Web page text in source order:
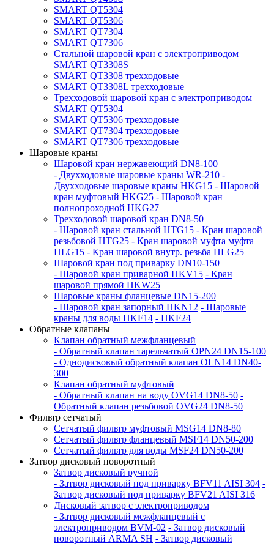
SMART QT5304
SMART QT5306
SMART QT7304
SMART QT7306
Стальной шаровой кран с электроприводом
SMART QT3308S
SMART QT3308 трехходовые
SMART QT3308L трехходовые
Трехходовой шаровой кран с электроприводом
SMART QT5304
SMART QT5306 трехходовые
SMART QT7304 трехходовые
SMART QT7306 трехходовые
Шаровые краны
Шаровой кран нержавеющий DN8-100
- Двухходовые шаровые краны WR-210 -
Двухходовые шаровые краны HKG15 - Шаровой
кран муфтовый HKG25 - Шаровой кран
полнопроходной HKG27
Трехходовой шаровой кран DN8-50
- Шаровой кран стальной HTG15 - Кран шаровой
резьбовой HTG25 - Кран шаровой муфта муфта
HLG15 - Кран шаровой внутр. резьба HLG25
Шаровой кран под приварку DN10-150
- Шаровой кран приварной HKV15 - Кран
шаровой прямой HKW25
Шаровые краны фланцевые DN15-200
- Шаровой кран запорный HKN12 - Шаровые
краны для воды HKF14 - HKF24
Обратные клапаны
Клапан обратный межфланцевый
- Обратный клапан тарельчатый OPN24 DN15-100
- Однодисковый обратный клапан OLN14 DN40-
300
Клапан обратный муфтовый
- Обратный клапан на воду OVG14 DN8-50 -
Обратный клапан резьбовой OVG24 DN8-50
Фильтр сетчатый
Сетчатый фильтр муфтовый MSG14 DN8-80
Сетчатый фильтр фланцевый MSF14 DN50-200
Сетчатый фильтр для воды MSF24 DN50-200
Затвор дисковый поворотный
Затвор дисковый ручной
- Затвор дисковый под приварку BFV11 AISI 304 -
Затвор дисковый под приварку BFV21 AISI 316
Дисковый затвор с электроприводом
- Затвор дисковый межфланцевый с
электроприводом BVM-02 - Затвор дисковый
поворотный ARMA SH - Затвор дисковый